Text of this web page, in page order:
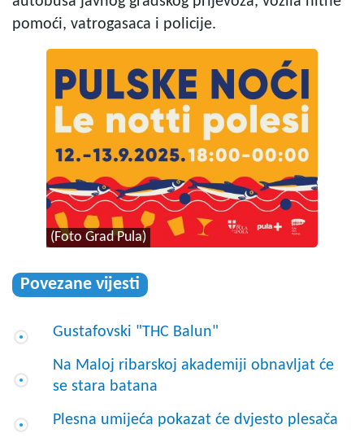
pomoći, vatrogasaca i policije.
(Foto Grad Pula)
Povezane vijesti
Gustafovski "THC Balun"
Na Maloj ribarskoj akademiji obnavljat će
se stara batana
Plesna umijeća pokazat će dvjesto plesača